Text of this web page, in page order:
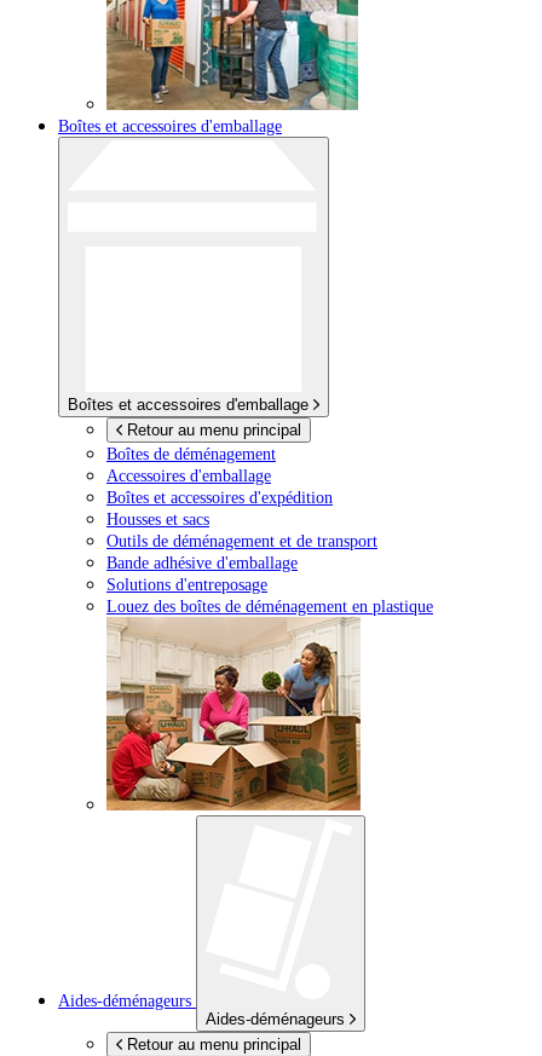
Boîtes et accessoires d'emballage
Boîtes et accessoires d'emballage
Retour au menu principal
Boîtes de déménagement
Accessoires d'emballage
Boîtes et accessoires d'expédition
Housses et sacs
Outils de déménagement et de transport
Bande adhésive d'emballage
Solutions d'entreposage
Louez des boîtes de déménagement en plastique
Aides-déménageurs
Aides-déménageurs
Retour au menu principal